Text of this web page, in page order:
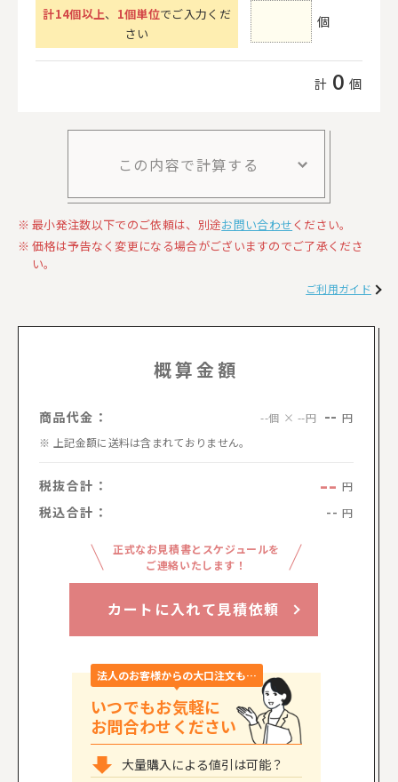
計14個以上、 1個単位でご入力くだ
さい
個
計 0 個
この内容で計算する
最小発注数以下でのご依頼は、別途お問い合わせください。
価格は予告なく変更になる場合がございますのでご了承くださ
い。
ご利用ガイド
概算金額
商品代金： --個 × --円 -- 円
上記金額に送料は含まれておりません。
税抜合計： -- 円
税込合計： -- 円
正式なお見積書とスケジュールを
ご連絡いたします！
カートに入れて見積依頼
法人のお客様からの大口注文も…
いつでもお気軽に
お問合わせください
大量購入による値引は可能？